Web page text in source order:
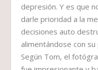
depresión. Y es que
darle prioridad a la
decisiones auto
alimentándose con
Según Tom, el